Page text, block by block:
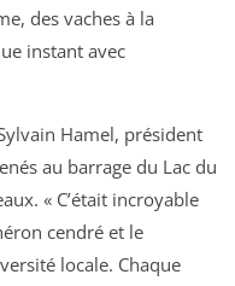
des vaches à la
instant avec
Hamel, président
au barrage du Lac du
« C’était incroyable
cendré et le
locale. Chaque